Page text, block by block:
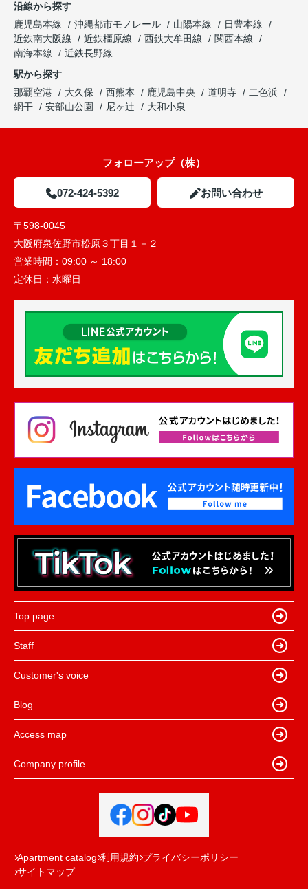
沿線から探す
鹿児島本線
沖縄都市モノレール 山陽本線
日豊本線
近鉄南大阪線
近鉄橿原線 西鉄大牟田線
関西本線
南海本線
近鉄長野線
駅から探す
那覇空港
大久保 西熊本 鹿児島中央 道明寺
二色浜
網干
安部山公園 尼ヶ辻 大和小泉
フォローアップ（株）
072-424-5392 お問い合わせ
〒598-0045
大阪府泉佐野市松原３丁目１－２
営業時間： 09:00 ～ 18:00
定休日： 水曜日
Top page
Staff
Customer's voice
Blog
Access map
Company profile
Apartment catalog 利用規約 プライバシーポリシー
サイトマップ